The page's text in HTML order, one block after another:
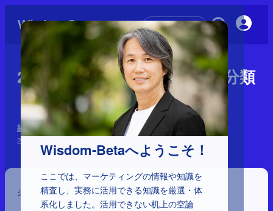
Wisdom-Betaへようこそ！
ここでは、マーケティングの情報や知識を
精査し、実務に活用できる知識を厳選・体
系化しました。活用できない机上の空論
初めての方へ
2-3-21：基本的なマーケット分類
「5segs」
経営とマーケティングの理解
2025年7月30日
シェア